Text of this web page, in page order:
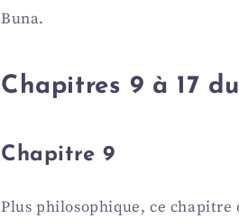
Buna.
Chapitres 9 à 17
Chapitre 9
Plus philosophique, ce chapitre